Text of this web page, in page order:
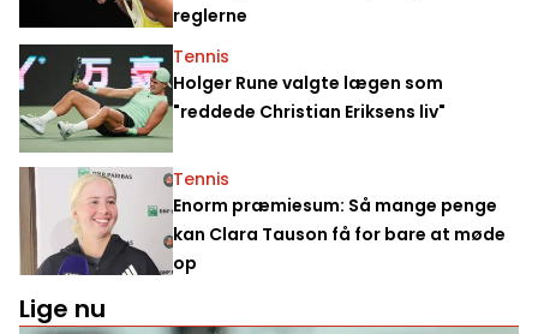
reglerne
Tennis
Holger Rune valgte lægen som
"reddede Christian Eriksens liv"
Tennis
Enorm præmiesum: Så mange penge
kan Clara Tauson få for bare at møde
op
Lige nu